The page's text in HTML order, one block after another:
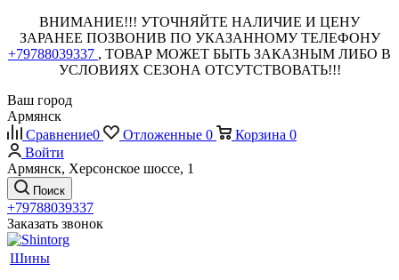
ВНИМАНИЕ!!! УТОЧНЯЙТЕ НАЛИЧИЕ И ЦЕНУ
ЗАРАНЕЕ ПОЗВОНИВ ПО УКАЗАННОМУ ТЕЛЕФОНУ
+79788039337 , ТОВАР МОЖЕТ БЫТЬ ЗАКАЗНЫМ ЛИБО В
УСЛОВИЯХ СЕЗОНА ОТСУТСТВОВАТЬ!!!
Ваш город
Армянск
Сравнение0 Отложенные 0 Корзина 0
Войти
Армянск, Херсонское шоссе, 1
Поиск
+79788039337
Заказать звонок
Шины